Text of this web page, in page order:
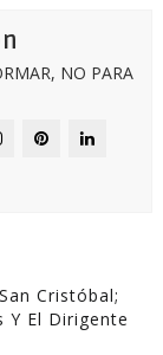
NO PARA
Cristóbal;
Y El Dirigente